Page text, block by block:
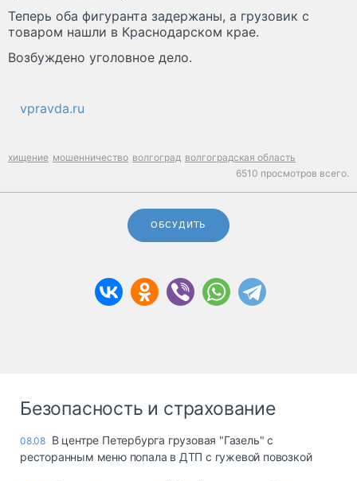
Теперь оба фигуранта задержаны, а грузовик с
товаром нашли в Краснодарском крае.
Возбуждено уголовное дело.
vpravda.ru
хищение мошенничество волгоград волгоградская область
6510 просмотров всего.
ОБСУДИТЬ
Безопасность и страхование
08.08 В центре Петербурга грузовая "Газель" с
ресторанным меню попала в ДТП с гужевой повозкой